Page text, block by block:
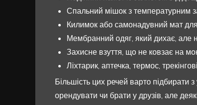
Спальний мішок з температурним
Килимок або самонадувний мат
Мембранний одяг, який дихає, але
Захисне взуття, що не ковзає на
Ліхтарик, аптечка, термос,
Більшість цих речей варто
орендувати чи брати у друзів, але